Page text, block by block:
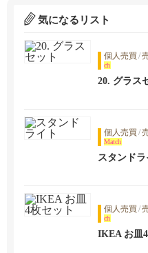
気になるリスト
個人売買 /
ch
20. グラス
個人売買 /
Match
スタンドラ
個人売買 /
ch
IKEA お皿